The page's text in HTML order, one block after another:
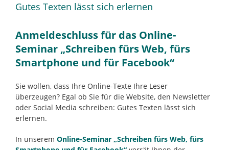
Bild
Gutes Texten lässt sich erlernen
Anmeldeschluss für das Online-
Seminar „Schreiben fürs Web, fürs
Smartphone und für Facebook“
Sie wollen, dass Ihre Online-Texte Ihre Leser
überzeugen? Egal ob Sie für die Website, den Newsletter
oder Social Media schreiben: Gutes Texten lässt sich
erlernen.
In unserem Online-Seminar „Schreiben fürs Web, fürs